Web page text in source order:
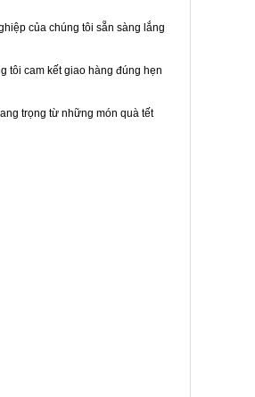
của chúng tôi sẵn sàng lắng
tôi cam kết giao hàng đúng hẹn
trọng từ những món quà tết